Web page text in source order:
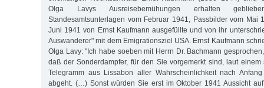
Olga Lavys Ausreisebemühungen erhalten
Standesamtsunterlagen vom Februar 1941, Passbilder vom Mai
Juni 1941 von Ernst Kaufmann ausgefüllte und von ihr
Auswanderer" mit dem Emigrationsziel USA. Ernst Kaufmann
Olga Lavy: "Ich habe soeben mit Herrn Dr. Bachmann
daß der Sonderdampfer, für den Sie vorgemerkt sind, laut einem
Telegramm aus Lissabon aller Wahrscheinlichkeit nach
abgeht. (…) Sonst würden Sie erst im Oktober 1941 Aussicht